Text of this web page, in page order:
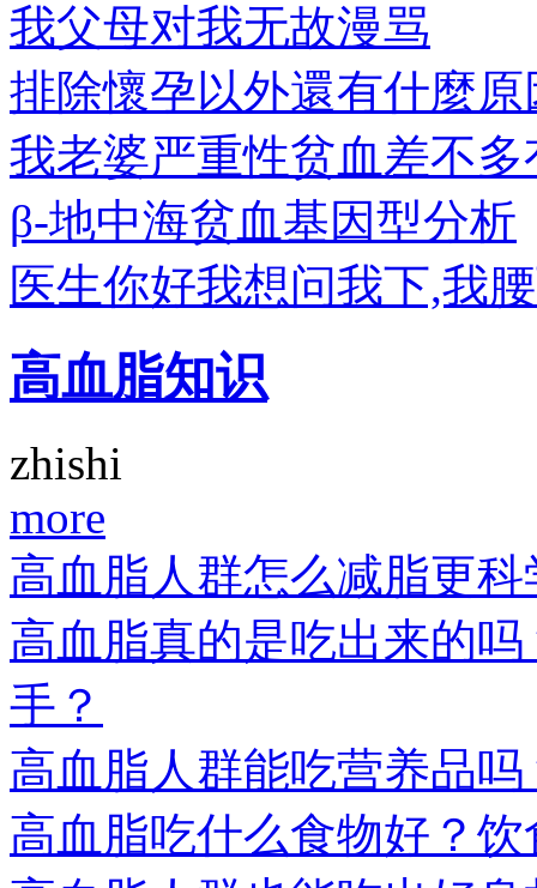
我父母对我无故漫骂
排除懷孕以外還有什麼
我老婆严重性贫血差不
β-地中海贫血基因型分析
医生你好我想问我下,我
高血脂知识
zhishi
more
高血脂人群怎么减脂更
高血脂真的是吃出来的
手？
高血脂人群能吃营养品
高血脂吃什么食物好？